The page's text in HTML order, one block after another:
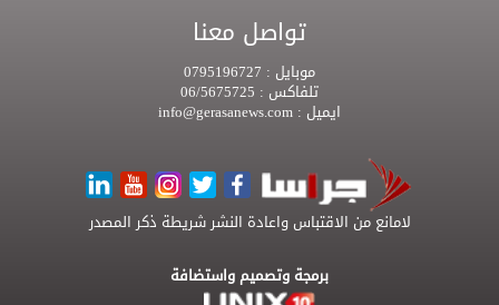
تواصل معنا
موبايل :
تلفاكس :
ايميل :
لامانع من الاقتباس واعادة النشر شريطة ذكر المصدر
برمجة وتصميم واستضافة